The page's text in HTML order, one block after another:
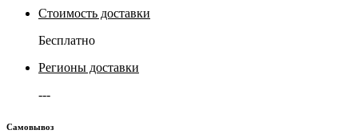
Стоимость доставки
Бесплатно
Регионы доставки
---
Самовывоз